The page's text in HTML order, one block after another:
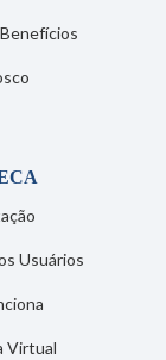
Usuários
Virtual